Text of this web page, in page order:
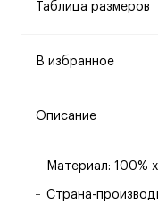
Таблица размеров
В избранное
Описание
Материал: 100%
Страна-